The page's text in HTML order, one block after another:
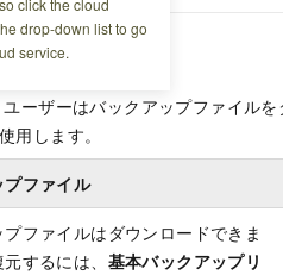
click the cloud
drop-down list to go
service.
ーザーはバックアップファイル
用します。
ファイル
ファイルはダウンロードできま
するには、 基本バックアップリ